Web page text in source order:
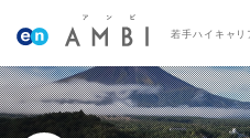
若手ハイキャリ